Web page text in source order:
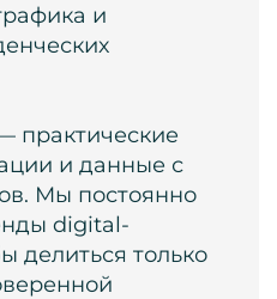
и
практические
и данные с
Мы постоянно
digital-
делиться только